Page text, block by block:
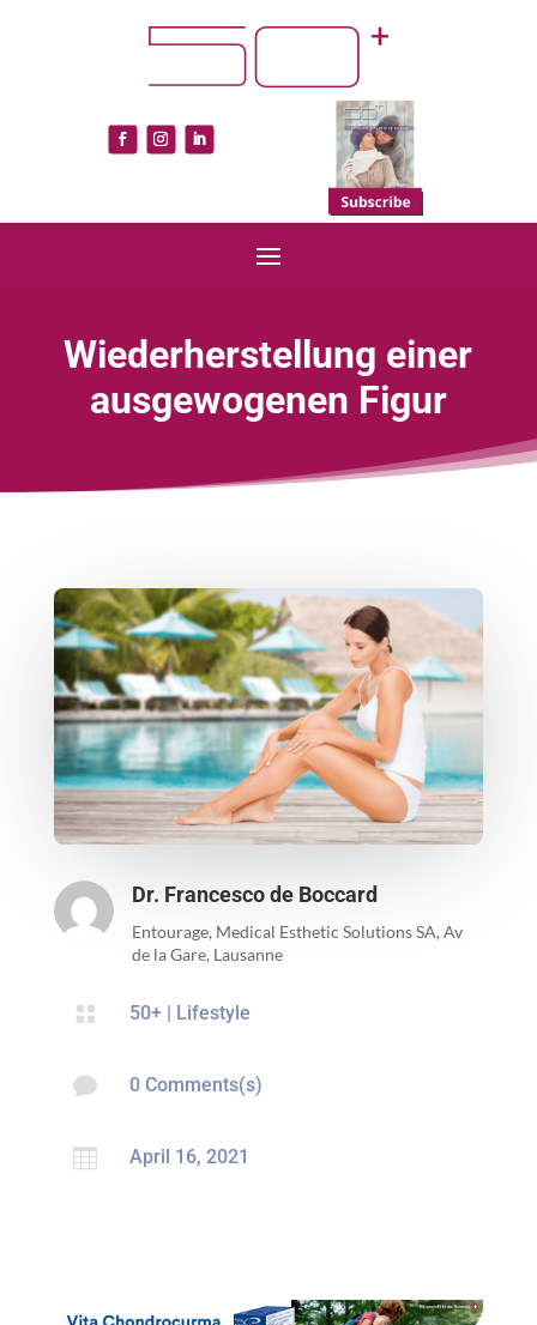
Wiederherstellung einer
ausgewogenen Figur
Dr. Francesco de Boccard
Entourage, Medical Esthetic Solutions SA, Av
de la Gare, Lausanne
 50+| Lifestyle
 0 Comments(s)
 April 16, 2021